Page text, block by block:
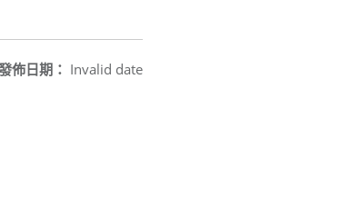
佈日期： Invalid date